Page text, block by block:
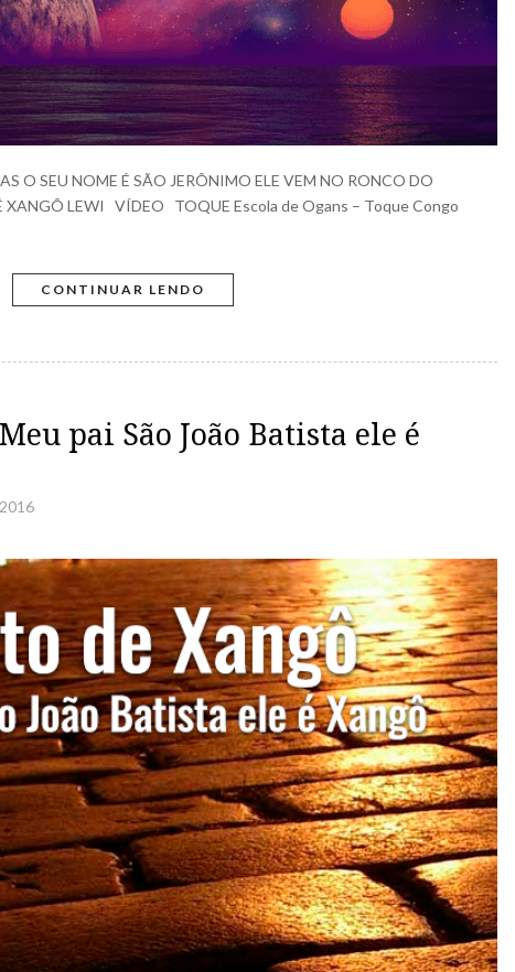
O SEU NOME É SÃO JERÔNIMO ELE VEM NO RONCO DO
XANGÔ LEWI VÍDEO TOQUE Escola de Ogans – Toque Congo
CONTINUAR LENDO
pai São João Batista ele é